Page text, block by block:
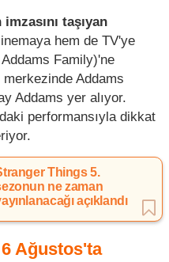
taşıyan
hem de TV'ye
Family)'ne
Addams
Addams yer alıyor.
performansıyla dikkat
Things 5.
ne zaman
açıklandı
Ağustos'ta